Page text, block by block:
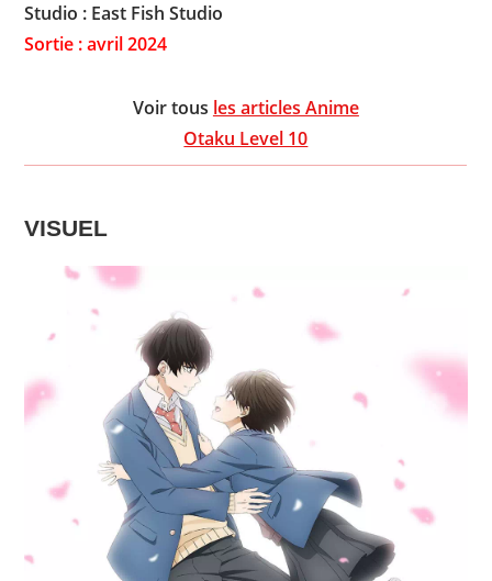
Studio : East Fish Studio
Sortie : avril 2024
Voir tous les articles Anime
Otaku Level 10
VISUEL